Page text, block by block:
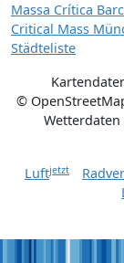
Massa Crítica
Critical Mass
Städteliste
©
Wetterdaten
Luftjetzt